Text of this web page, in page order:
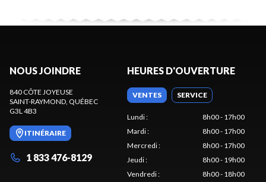
NOUS JOINDRE
840 CÔTE JOYEUSE
SAINT-RAYMOND, QUÉBEC
G3L 4B3
ITINÉRAIRE
1 833 476-8129
HEURES D'OUVERTURE
VENTES SERVICE
Lundi:
8h00 - 17h00
Mardi:
8h00 - 17h00
Mercredi:
8h00 - 17h00
Jeudi:
8h00 - 19h00
Vendredi:
8h00 - 18h00